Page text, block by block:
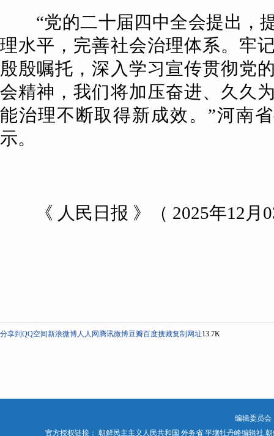
“党的二十届四中全会提出，
理水平，完善社会治理体系。牢
殷殷嘱托，深入学习宣传贯彻党
会精神，我们将加压奋进、久久
能治理不断取得新成效。”河南
示。
《 人民日报 》（ 2025年12月
分享到 QQ空间新浪微博人人网 腾讯微博豆瓣百度搜藏复制网址13.7K
编辑委员会
官方授权链接： 朝鲜民主主义人民共和国 外务省 平壤牡丹峰编辑社